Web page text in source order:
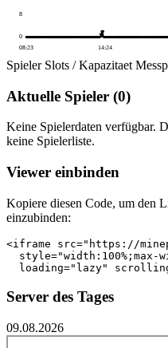
8
0
08:23
14:24
Spieler Slots / Kapazitaet
Aktuelle Spieler (0)
Keine Spielerdaten verfügbar.
keine Spielerliste.
Viewer einbinden
Kopiere diesen Code, um den
einzubinden:
<iframe src="https://
style="width:100%;max-
loading="lazy"
Server des Tages
09.08.2026